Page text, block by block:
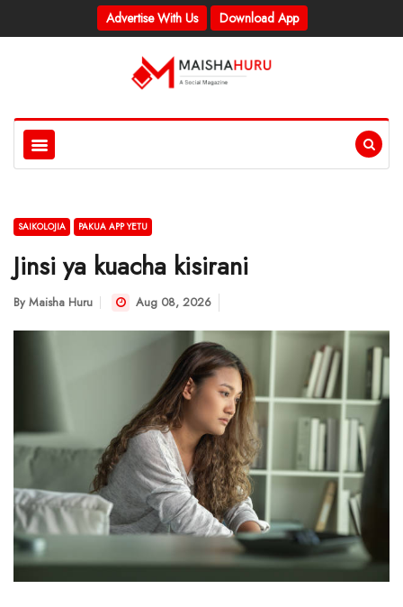
Advertise With Us Download App
SAIKOLOJIA PAKUA APP YETU
Jinsi ya kuacha kisirani
By Maisha Huru Aug 08, 2026